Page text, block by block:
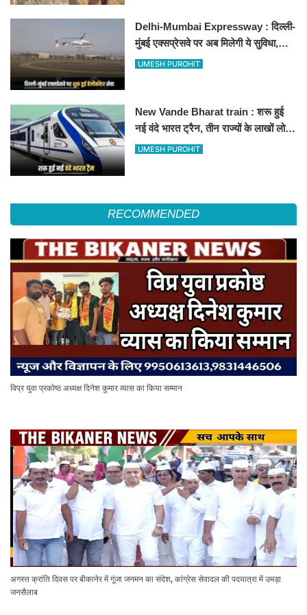
Delhi-Mumbai Expressway : दिल्ली-
मुंबई एक्सप्रेसवे पर अब मिलेगी ये सुविधा,
हेलीकॉप्टर सर्विस से तुरंत घायल पहुंचेगा
UMESH PUROHIT
New Vande Bharat train : शरू हुई
नई वंदे भारत ट्रैन, तीन राज्यों के लाखों लोगों
का सफर होगा आसान, देखें पूरा रूटमैप
UMESH PUROHIT
RECOMMENDED
विप्र युवा प्रकोष्ठ अध्यक्ष दिनेश कुमार व्यास का किया सम्मान
अगस्त क्रांति दिवस पर बीकानेर में गूंजा जनमन का संदेश, कांग्रेस सेवादल की पदयात्रा में उमड़ा
जनसैलाब